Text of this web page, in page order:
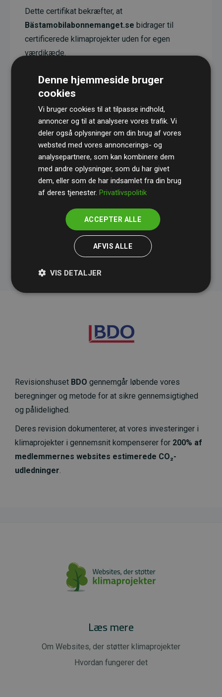
Dette certifikat bekræfter, at
Bästamobilabonnemanget.se bidrager til
certificerede klimaprojekter uden for egen
værdikæde.
reducerende effekt, som i gennemsnit svarer til
dobbelt så meget CO₂ som den estimerede
udledning fra hjemmesiden.
Alle projekter er verificeret gennem
Standard– en international ordning, der sikrer høj
kvalitet og gennemsigtighed i klimainvesteringer.
Du kan læse mere om de konkrete projekter
initiativet Websites, der støtter klimaprojekter
Revisionshuset BDO gennemgår løbende vores
beregninger og metode for at sikre gennemsigtighed
og pålidelighed.
Deres revision dokumenterer, at vores investeringer i
klimaprojekter i gennemsnit kompenserer for 200% af
medlemmernes websites estimerede CO₂-
udledninger.
Læs mere
Om Websites, der støtter klimaprojekter
Hvordan fungerer det
Denne hjemmeside bruger
cookies
Vi bruger cookies til at tilpasse indhold,
annoncer og til at analysere vores trafik. Vi
deler også oplysninger om din brug af vores
websted med vores annoncerings- og
analysepartnere, som kan kombinere dem
med andre oplysninger, som du har givet
dem, eller som de har indsamlet fra din brug
af deres tjenester.Privatlivspolitik
ACCEPTER ALLE
AFVIS ALLE
VIS DETALJER